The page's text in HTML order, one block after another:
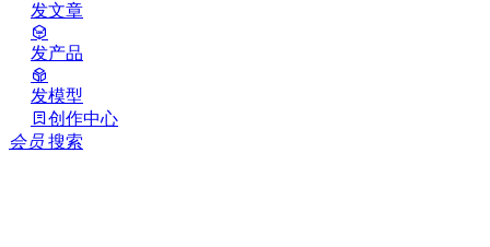
发文章
发产品
发模型
创作中心
会员 搜索